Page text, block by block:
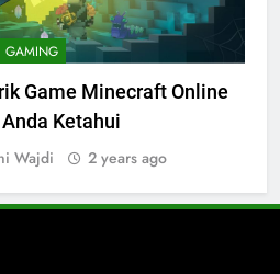
GAMING
Game Minecraft Online
Ketahui
Wajdi 2 years ago